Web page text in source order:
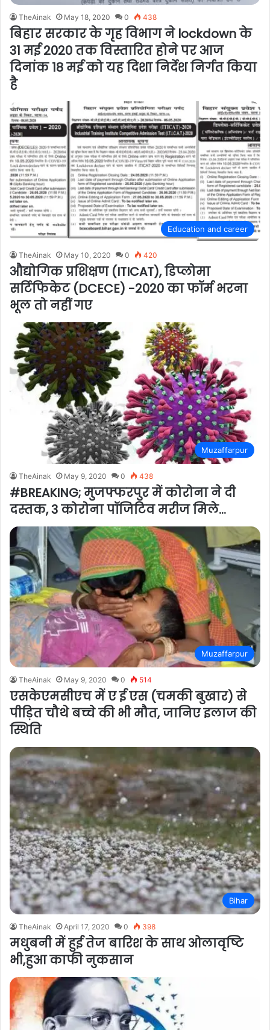
TheAinak May 18, 2020 0 438
बिहार सरकार के गृह विभाग ने lockdown के
31 मई 2020 तक विस्तारित होने पर आज
दिनांक 18 मई को यह दिशा निर्देश निर्गत किया
है
Education and career
TheAinak May 10, 2020 0 420
औद्योगिक प्रशिक्षण (ITICAT), डिप्लोमा
सर्टिफिकेट (DCECE) -2020 का फॉर्म भरना
भूल तो नहीं गए
Muzaffarpur
TheAinak May 9, 2020 0 438
#BREAKING; मुजफ्फरपुर में कोरोना ने दी
दस्तक, 3 कोरोना पॉजिटिव मरीज मिले…
Muzaffarpur
TheAinak May 9, 2020 0 514
एसकेएमसीएच में ए ई एस (चमकी बुखार) से
पीड़ित चौथे बच्चे की भी मौत, जानिए इलाज की
स्थिति
Bihar
TheAinak April 17, 2020 0 398
मधुबनी में हुई तेज बारिश के साथ ओलावृष्टि
भी,हुआ काफी नुकसान